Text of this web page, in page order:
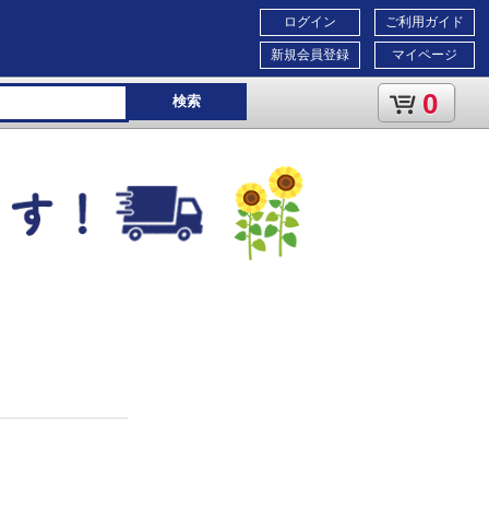
ご利用ガイド
マイページ
ログイン
新規会員登録
検索 0